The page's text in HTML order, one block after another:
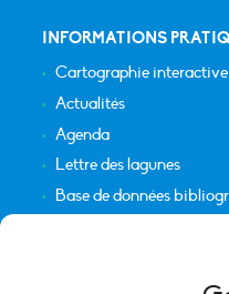
INFORMATIONS
Cartographie interactive
Actualités
Agenda
Lettre des lagunes
Base de données